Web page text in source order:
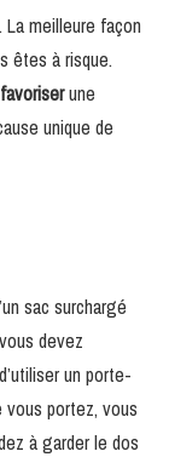
meilleure façon
êtes à risque.
favoriserune
unique de
sac surchargé
devez
un porte-
vous portez, vous
à garder le dos